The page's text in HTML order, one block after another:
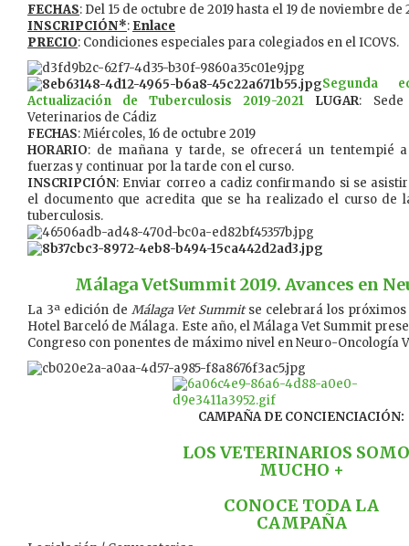
FECHAS: Del 15 de octubre de 2019 hasta el 19 de noviembre de
INSCRIPCIÓN*: Enlace
PRECIO: Condiciones especiales para colegiados en el ICOVS.
Segunda
Actualización de Tuberculosis 2019-2021
LUGAR:
Veterinarios de Cádiz
FECHAS: Miércoles, 16 de octubre 2019
HORARIO: de mañana y tarde, se ofrecerá un tentempié
fuerzas y continuar por la tarde con el curso.
INSCRIPCIÓN: Enviar correo a cadiz confirmando si se
el documento que acredita que se ha realizado el curso de
tuberculosis.
Málaga VetSummit 2019. Avances en
La 3ª edición de Málaga Vet Summitse celebrará los
Hotel Barceló de Málaga. Este año, el Málaga Vet Summit
Congreso con ponentes de máximo nivel en Neuro-Oncología
CAMPAÑA DE CONCIENCIACIÓN:
LOS VETERINARIOS
MUCHO +
CONOCE TODA LA
CAMPAÑA